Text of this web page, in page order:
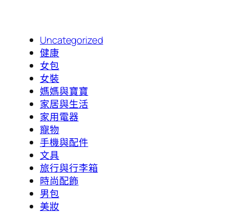
Uncategorized
健康
女包
女裝
媽媽與寶寶
家居與生活
家用電器
寵物
手機與配件
文具
旅行與行李箱
時尚配飾
男包
美妝